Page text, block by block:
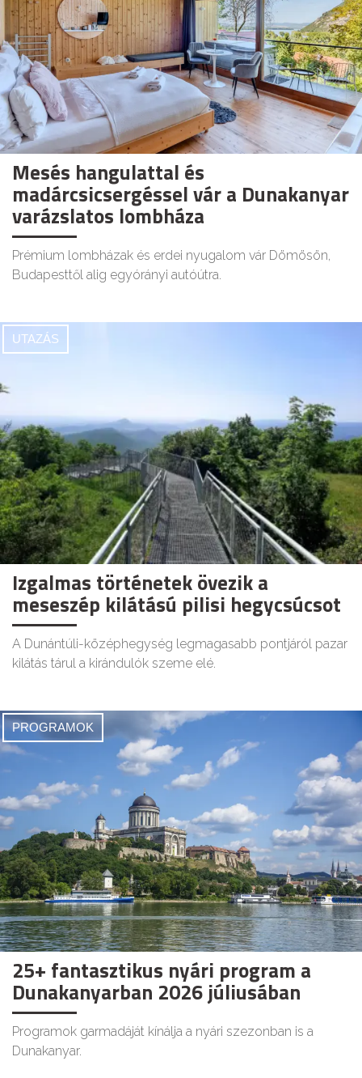
Mesés hangulattal és
madárcsicsergéssel vár a Dunakanyar
varázslatos lombháza
Prémium lombházak és erdei nyugalom vár Dömösön,
Budapesttől alig egyórányi autóútra.
UTAZÁS
Izgalmas történetek övezik a
meseszép kilátású pilisi hegycsúcsot
A Dunántúli-középhegység legmagasabb pontjáról pazar
kilátás tárul a kirándulók szeme elé.
PROGRAMOK
25+ fantasztikus nyári program a
Dunakanyarban 2026 júliusában
Programok garmadáját kínálja a nyári szezonban is a
Dunakanyar.